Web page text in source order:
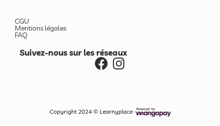
CGU
Mentions légales
FAQ
Suivez-nous sur les réseaux
Copyright 2024 © Learnyplace -